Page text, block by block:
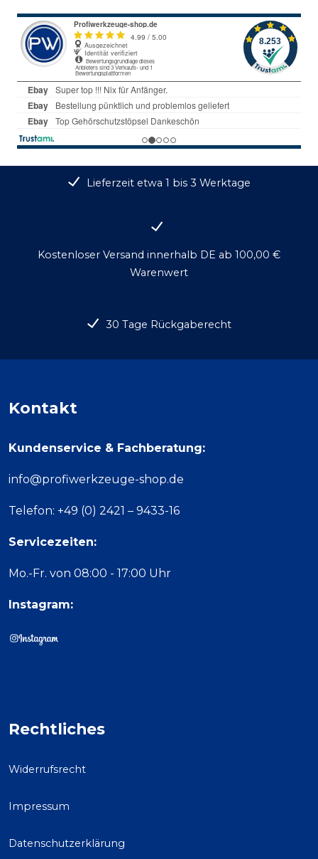
Lieferzeit etwa 1 bis 3 Werktage
Kostenloser Versand innerhalb DE ab 100,00 €
Warenwert
30 Tage Rückgaberecht
Kontakt
Kundenservice & Fachberatung:
info@profiwerkzeuge-shop.de
Telefon: +49 (0) 2421 – 9433-16
Servicezeiten:
Mo.-Fr. von 08:00 - 17:00 Uhr
Instagram:
Rechtliches
Widerrufsrecht
Impressum
Datenschutzerklärung